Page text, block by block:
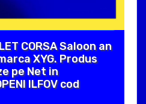
CORSA Saloon an
XYG. Produs
pe Net in
ILFOV cod